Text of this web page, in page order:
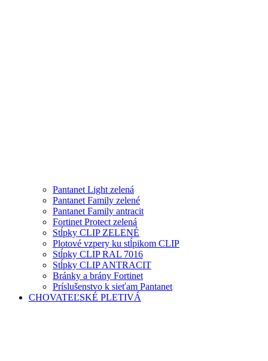
Pantanet Light zelená
Pantanet Family zelené
Pantanet Family antracit
Fortinet Protect zelená
Stĺpky CLIP ZELENÉ
Plotové vzpery ku stĺpikom CLIP
Stĺpky CLIP RAL 7016
Stĺpky CLIP ANTRACIT
Bránky a brány Fortinet
Príslušenstvo k sieťam Pantanet
CHOVATEĽSKÉ PLETIVÁ